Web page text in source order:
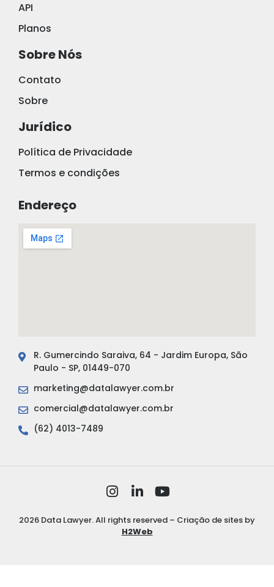
API
Planos
Sobre Nós
Contato
Sobre
Jurídico
Política de Privacidade
Termos e condições
Endereço
R. Gumercindo Saraiva, 64 - Jardim Europa, São
Paulo - SP, 01449-070
marketing@datalawyer.com.br
comercial@datalawyer.com.br
(62) 4013-7489
2026 Data Lawyer. All rights reserved – Criação de sites by
H2Web